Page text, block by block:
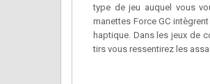
type de jeu auquel vous
manettes Force GC
haptique. Dans les jeux de
tirs vous ressentirez les